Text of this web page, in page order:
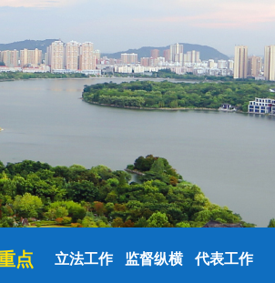
点 立法工作 监督纵横 代表工作